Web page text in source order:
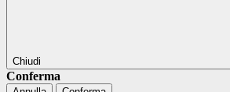
Chiudi
Conferma